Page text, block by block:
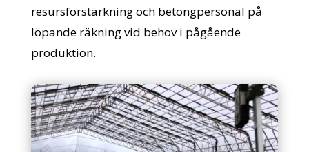
resursförstärkning och betongpersonal på
löpande räkning vid behov i pågående
produktion.